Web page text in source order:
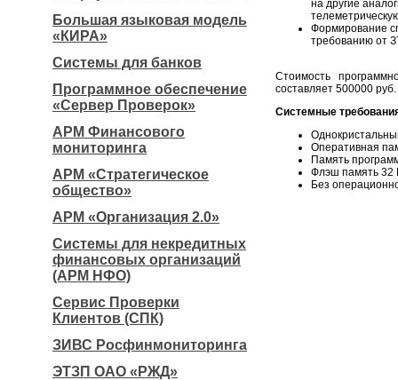
Большая языковая модель
«КИРА»
Системы для банков
Программное обеспечение
«Сервер Проверок»
АРМ Финансового
мониторинга
АРМ «Стратегическое
общество»
АРМ «Организация 2.0»
Системы для некредитных
финансовых организаций
(АРМ НФО)
Сервис Проверки
Клиентов (СПК)
ЗИВС Росфинмониторинга
ЭТЗП ОАО «РЖД»
на другие
Формирование
требованию от
Стоимость
составляет 500000 руб.
Системные
Оперативная
Память
Флэш память 32
Без